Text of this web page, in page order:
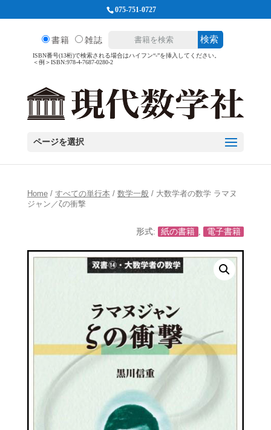
075-751-0727
書籍 雑誌 検索
ISBN番号(13桁)で検索される場合はハイフン“-”を挿入してください。
＜例＞ISBN:978-4-7687-0280-2
ページを選択
Home/ すべての単行本 / 数学一般 / 大数学者の数学 ラマヌ
ジャン／ζの衝撃
形式: 紙の書籍 , 電子書籍